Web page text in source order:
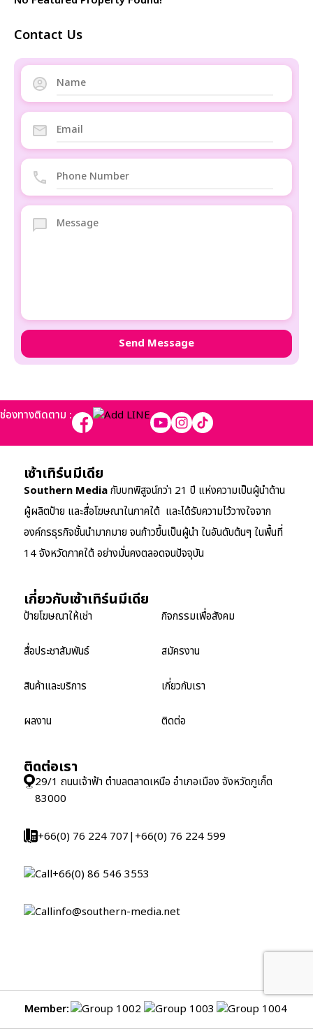
Contact Us
ช่องทางติดตาม :
เซ้าเทิร์นมีเดีย
Southern Mediaกับบทพิสูจน์กว่า 21 ปี แห่งความเป็นผู้นำด้าน
ผู้ผลิตป้าย และสื่อโฆษณาในภาคใต้ และได้รับความไว้วางใจจาก
องค์กรธุรกิจชั้นนำมากมาย จนก้าวขึ้นเป็นผู้นำ ในอันดับต้นๆ ในพื้นที่
14 จังหวัดภาคใต้ อย่างมั่นคงตลอดจนปัจจุบัน
เกี่ยวกับเซ้าเทิร์นมีเดีย
ป้ายโฆษณาให้เช่า
สื่อประชาสัมพันธ์
สินค้าและบริการ
ผลงาน
กิจกรรมเพื่อสังคม
สมัครงาน
เกี่ยวกับเรา
ติดต่อ
ติดต่อเรา
29/1 ถนนเจ้าฟ้า ตำบลตลาดเหนือ อำเภอเมือง จังหวัดภูเก็ต
83000
+66(0) 76 224 707|+66(0) 76 224 599
+66(0) 86 546 3553
info@southern-media.net
Member: